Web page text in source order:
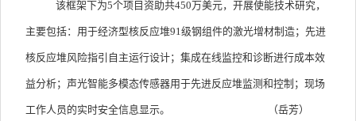
该框架下为5个项目资助共450万美元，开展使能技术研究，
主要包括：用于经济型核反应堆91级钢组件的激光增材制造；先进
核反应堆风险指引自主运行设计；集成在线监控和诊断进行成本效
益分析；声光智能多模态传感器用于先进反应堆监测和控制；现场
工作人员的实时安全信息显示。 （岳芳）